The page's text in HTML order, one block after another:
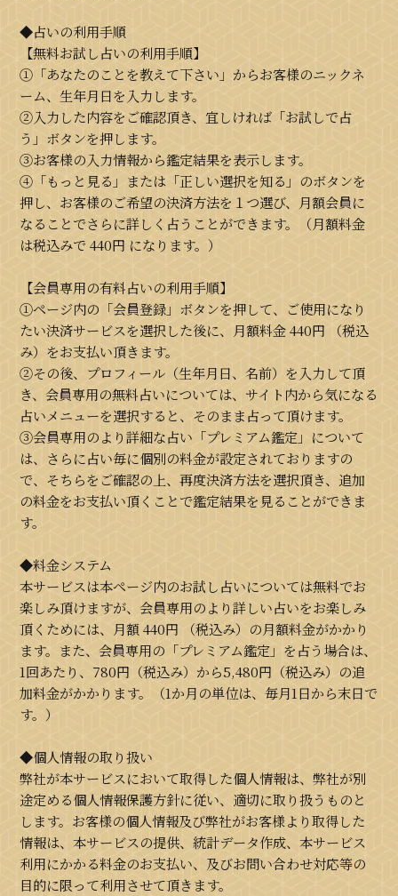
◆占いの利用手順
【無料お試し占いの利用手順】
①「あなたのことを教えて下さい」からお客様のニックネ
ーム、生年月日を入力します。
②入力した内容をご確認頂き、宜しければ「お試しで占
う」ボタンを押します。
③お客様の入力情報から鑑定結果を表示します。
④「もっと見る」または「正しい選択を知る」のボタンを
押し、お客様のご希望の決済方法を１つ選び、月額会員に
なることでさらに詳しく占うことができます。（月額料金
は税込みで440円 になります。）
【会員専用の有料占いの利用手順】
①ページ内の「会員登録」ボタンを押して、ご使用になり
たい決済サービスを選択した後に、月額料金440円
（税込
み）をお支払い頂きます。
②その後、プロフィール（生年月日、名前）を入力して頂
き、会員専用の無料占いについては、サイト内から気になる
占いメニューを選択すると、そのまま占って頂けます。
③会員専用のより詳細な占い「プレミアム鑑定」について
は、さらに占い毎に個別の料金が設定されておりますの
で、そちらをご確認の上、再度決済方法を選択頂き、追加
の料金をお支払い頂くことで鑑定結果を見ることができま
す。
◆料金システム
本サービスは本ページ内のお試し占いについては無料でお
楽しみ頂けますが、会員専用のより詳しい占いをお楽しみ
頂くためには、月額440円
（税込み）の月額料金がかかり
ます。また、会員専用の「プレミアム鑑定」を占う場合は、
1回あたり、780円（税込み）から5,480円（税込み）の追
加料金がかかります。（1か月の単位は、毎月1日から末日で
す。）
◆個人情報の取り扱い
弊社が本サービスにおいて取得した個人情報は、弊社が別
途定める個人情報保護方針に従い、適切に取り扱うものと
します。お客様の個人情報及び弊社がお客様より取得した
情報は、本サービスの提供、統計データ作成、本サービス
利用にかかる料金のお支払い、及びお問い合わせ対応等の
目的に限って利用させて頂きます。